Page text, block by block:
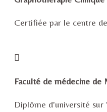
Certifiée par le centre
Faculté de médecine de
Diplôme d'université